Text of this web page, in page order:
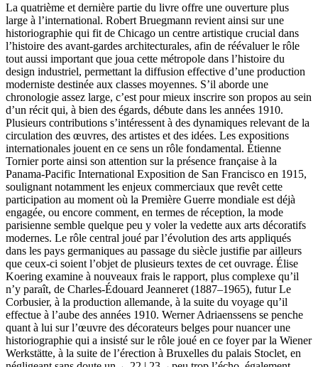
La quatrième et dernière partie du livre offre une ouverture plus
large à l’international. Robert Bruegmann revient ainsi sur une
historiographie qui fit de Chicago un centre artistique crucial dans
l’histoire des avant-gardes architecturales, afin de réévaluer le rôle
tout aussi important que joua cette métropole dans l’histoire du
design industriel, permettant la diffusion effective d’une production
moderniste destinée aux classes moyennes. S’il aborde une
chronologie assez large, c’est pour mieux inscrire son propos au sein
d’un récit qui, à bien des égards, débute dans les années 1910.
Plusieurs contributions s’intéressent à des dynamiques relevant de la
circulation des œuvres, des artistes et des idées. Les expositions
internationales jouent en ce sens un rôle fondamental. Étienne
Tornier porte ainsi son attention sur la présence française à la
Panama-Pacific International Exposition de San Francisco en 1915,
soulignant notamment les enjeux commerciaux que revêt cette
participation au moment où la Première Guerre mondiale est déjà
engagée, ou encore comment, en termes de réception, la mode
parisienne semble quelque peu y voler la vedette aux arts décoratifs
modernes. Le rôle central joué par l’évolution des arts appliqués
dans les pays germaniques au passage du siècle justifie par ailleurs
que ceux-ci soient l’objet de plusieurs textes de cet ouvrage. Élise
Koering examine à nouveaux frais le rapport, plus complexe qu’il
n’y paraît, de Charles-Édouard Jeanneret (1887–1965), futur Le
Corbusier, à la production allemande, à la suite du voyage qu’il
effectue à l’aube des années 1910. Werner Adriaenssens se penche
quant à lui sur l’œuvre des décorateurs belges pour nuancer une
historiographie qui a insisté sur le rôle joué en ce foyer par la Wiener
Werkstätte, à la suite de l’érection à Bruxelles du palais Stoclet, en